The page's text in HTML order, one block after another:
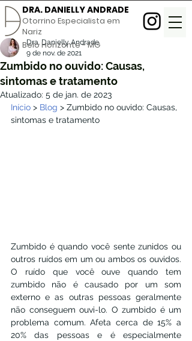
DRA. DANIELLY ANDRADE
Otorrino Especialista em
Nariz
Belo Horizonte - MG
Zumbido no ouvido: Causas,
sintomas e tratamento
Dra. Danielly Andrade
9 de nov. de 2021
Atualizado: 5 de jan. de 2023
Início > Blog > Zumbido no ouvido: Causas,
sintomas e tratamento
Zumbido é quando você sente zunidos ou
outros ruídos em um ou ambos os ouvidos.
O ruído que você ouve quando tem
zumbido não é causado por um som
externo e as outras pessoas geralmente
não conseguem ouvi-lo. O zumbido é um
problema comum. Afeta cerca de 15% a
20% das pessoas e é especialmente